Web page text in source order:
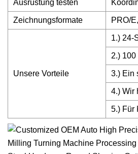
Ausrüstung testen
Zeichnungsformate PRO/
Unsere Vorteile
1.) 24-
2.)
3.) Ein
4.) Wir
5.) Für